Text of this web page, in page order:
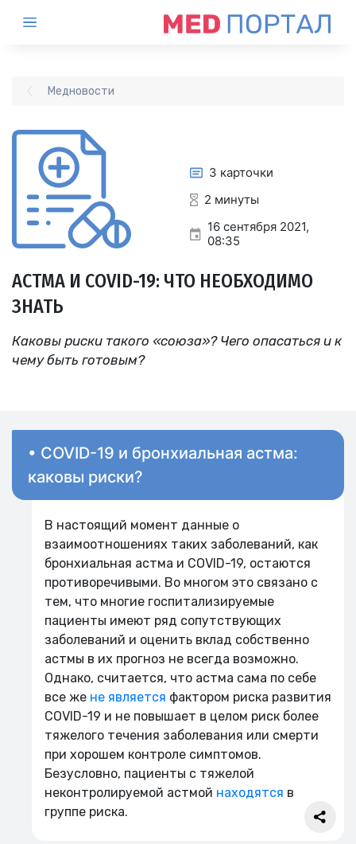
Медновости
3 карточки
2 минуты
16 сентября 2021,
08:35
АСТМА И COVID-19: ЧТО НЕОБХОДИМО
ЗНАТЬ
Каковы риски такого «союза»? Чего опасаться и к
чему быть готовым?
• COVID-19 и бронхиальная астма:
каковы риски?
В настоящий момент данные о
взаимоотношениях таких заболеваний, как
бронхиальная астма и COVID-19, остаются
противоречивыми. Во многом это связано с
тем, что многие госпитализируемые
пациенты имеют ряд сопутствующих
заболеваний и оценить вклад собственно
астмы в их прогноз не всегда возможно.
Однако, считается, что астма сама по себе
все же не является фактором риска развития
COVID-19 и не повышает в целом риск более
тяжелого течения заболевания или смерти
при хорошем контроле симптомов.
Безусловно, пациенты с тяжелой
неконтролируемой астмой находятся в
группе риска.